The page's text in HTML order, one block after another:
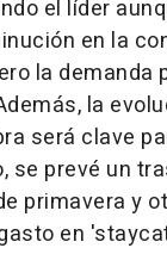
el líder
en la
la demanda
la
será clave
se prevé un
primavera y
en